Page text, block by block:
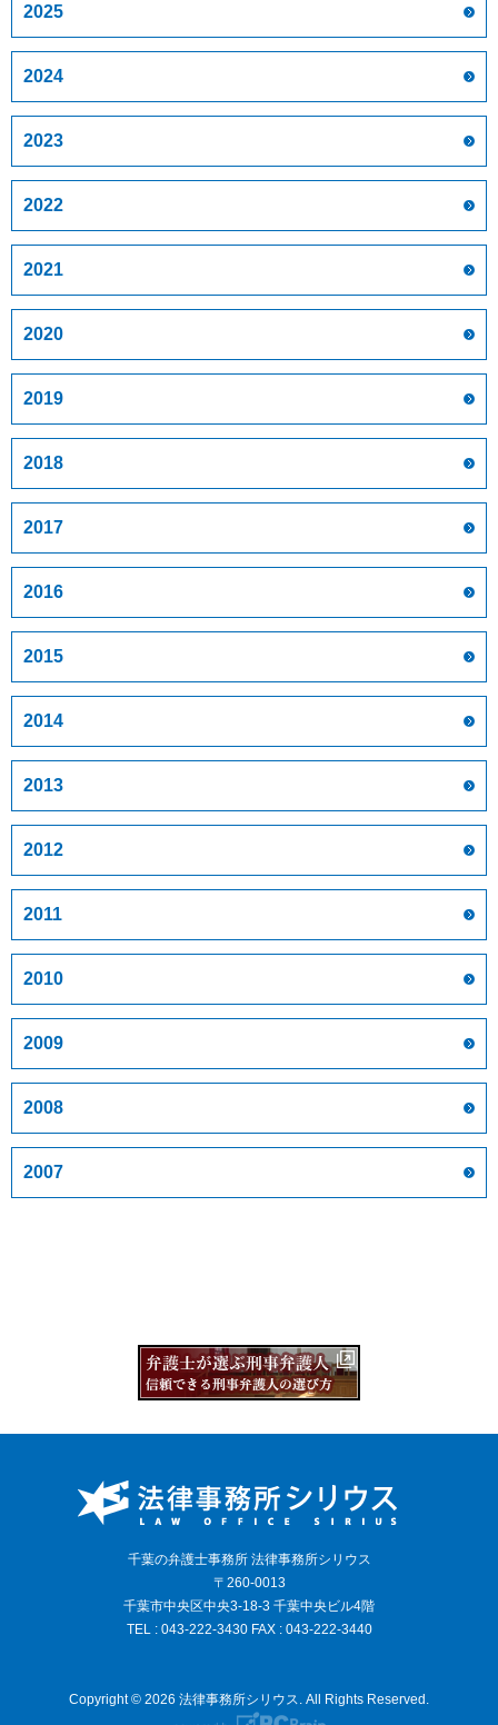
2025
2024
2023
2022
2021
2020
2019
2018
2017
2016
2015
2014
2013
2012
2011
2010
2009
2008
2007
千葉の弁護士事務所 法律事務所シリウス
〒260-0013
千葉市中央区中央3-18-3 千葉中央ビル4階
TEL : 043-222-3430 FAX : 043-222-3440
Copyright © 2026 法律事務所シリウス. All Rights Reserved.